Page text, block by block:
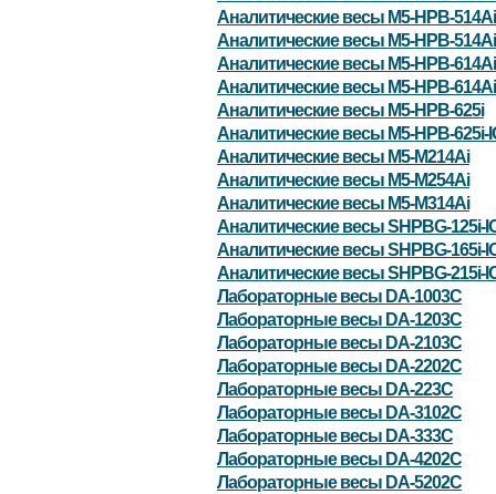
Аналитические весы M5-HPB-514Ai
Аналитические весы M5-HPB-
Аналитические весы M5-HPB-614Ai
Аналитические весы M5-HPB-
Аналитические весы M5-HPB-625i
Аналитические весы M5-HPB-625i-
Аналитические весы M5-M214Ai
Аналитические весы M5-M254Ai
Аналитические весы M5-M314Ai
Аналитические весы SHPBG-125i-
Аналитические весы SHPBG-165i-
Аналитические весы SHPBG-215i-
Лабораторные весы DA-1003C
Лабораторные весы DA-1203C
Лабораторные весы DA-2103C
Лабораторные весы DA-2202C
Лабораторные весы DA-223C
Лабораторные весы DA-3102C
Лабораторные весы DA-333C
Лабораторные весы DA-4202C
Лабораторные весы DA-5202C